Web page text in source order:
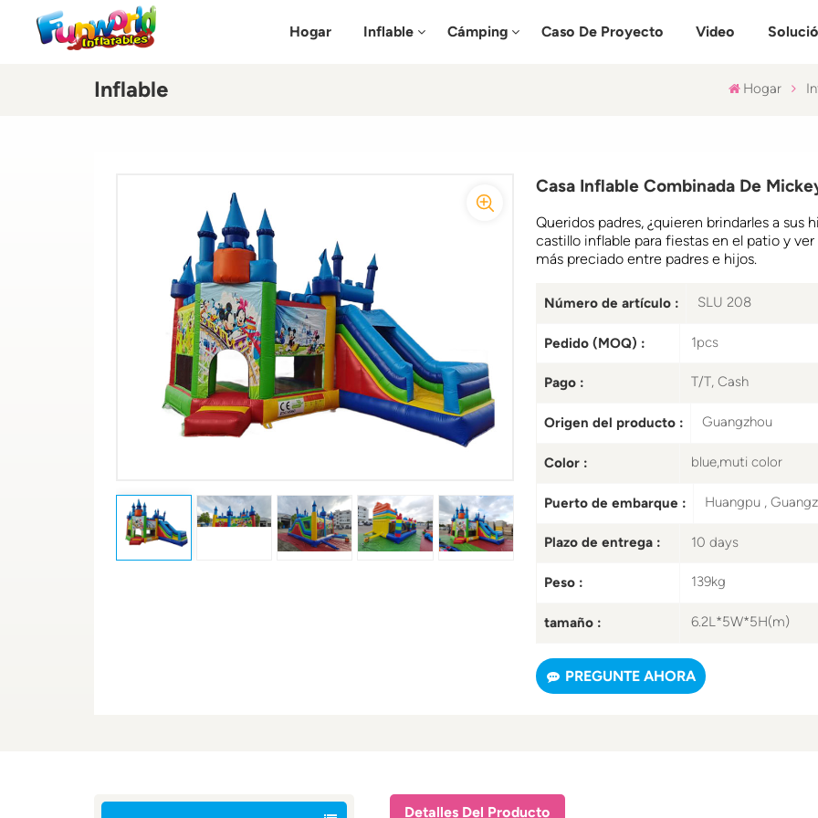
Hogar Inflable Cámping Caso De Proyecto Video
Inflable Hogar
Casa Inflable Combinada De
Queridos padres, ¿quieren brindarles a sus
castillo inflable para fiestas en el patio y
más preciado entre padres e hijos.
Número de artículo : SLU 208
Pedido (MOQ) : 1pcs
Pago : T/T, Cash
Origen del producto : Guangzhou
Color : blue,muti color
Puerto de embarque : Huangpu ,
Plazo de entrega : 10 days
Peso : 139kg
tamaño : 6.2L*5W*5H(m)
PREGUNTE AHORA
Detalles Del Producto